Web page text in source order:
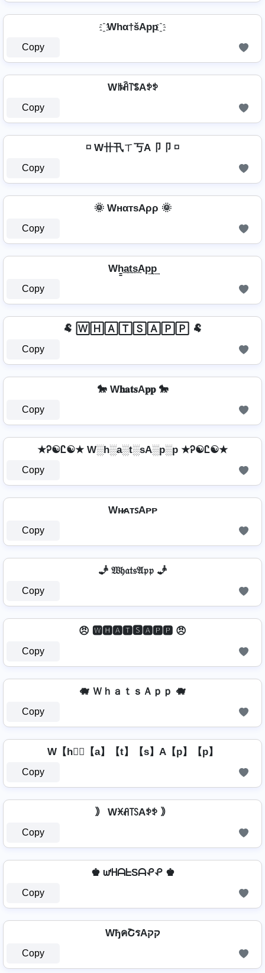
҈ Whα†šApp ҈
Copy
Wꑛꋫ꓅ꌚAꉣꉣ
Copy
◽ W卄卂ㄒ丂A卩卩 ◽
Copy
🌞 WнαтѕAρρ 🌞
Copy
Wh̳͢a͢t͢s͢Ap͢p͢
Copy
🐏 🅆🄷🄰🅃🅂🄰🄿🄿 🐏
Copy
🐎 W𝐡𝐚𝐭𝐬A𝐩𝐩 🐎
Copy
★Ꭾ☯Ꮭ☯★ W░h░a░t░sA░p░p ★Ꭾ☯Ꮭ☯★
Copy
Wʜ̷ᴀᴛꜱAᴘᴘ
Copy
🧞 𝔚𝔥𝔞𝔱𝔰𝔄𝔭𝔭 🧞
Copy
😠 🆆🅷🅰🆃🆂🅰🅿🅿 😠
Copy
🐗 ＷｈａｔｓＡｐｐ 🐗
Copy
W【h】⃣【a】【t】【s】A【p】【p】
Copy
｠ Wꁝꋬ꓄ꇙAꉣꉣ ｠
Copy
♚ ᘺᕼᗩᖶSᗩᕵᕵ ♚
Copy
WђคՇรAקק
Copy